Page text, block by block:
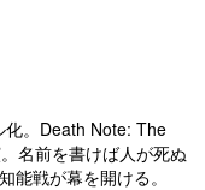
化。Death Note: The
名前を書けば人が死ぬ
能戦が幕を開ける。